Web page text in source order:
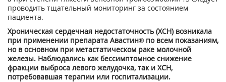
проводить тщательный мониторинг за состоянием
пациента.
Хроническая сердечная недостаточность (ХСН) возникала
при применении препарата Авастин® по всем показаниям,
но в основном при метастатическом раке молочной
железы. Наблюдались как бессимптомное снижение
фракции выброса левого желудочка, так и ХСН,
потребовавшая терапии или госпитализации.